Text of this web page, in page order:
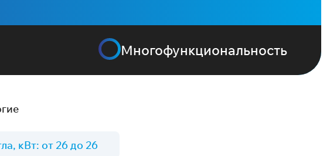
Многофункциональность
кВт: от 26 до 26